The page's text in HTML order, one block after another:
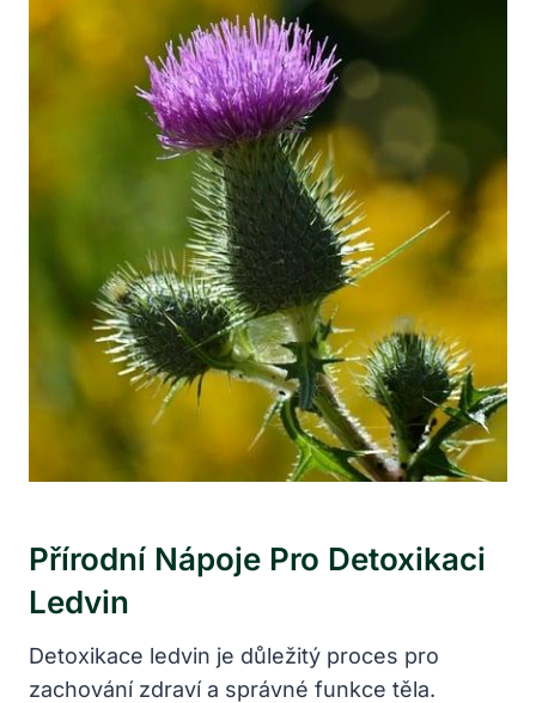
Přírodní Nápoje⁣ Pro Detoxikaci
Ledvin
Detoxikace‌ ledvin je důležitý proces pro
⁢zachování zdraví a⁣ správné funkce těla.